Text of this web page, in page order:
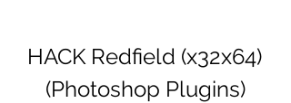
HACK Redfield (x32x64)
(Photoshop Plugins)